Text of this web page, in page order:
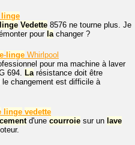
linge
linge Vedette 8576 ne tourne plus. Je
pour lachanger ?
- linge Whirlpool
pour ma machine à laver
694. Larésistance doit être
changement est difficile à
linge vedette
d'une courroie sur un lave